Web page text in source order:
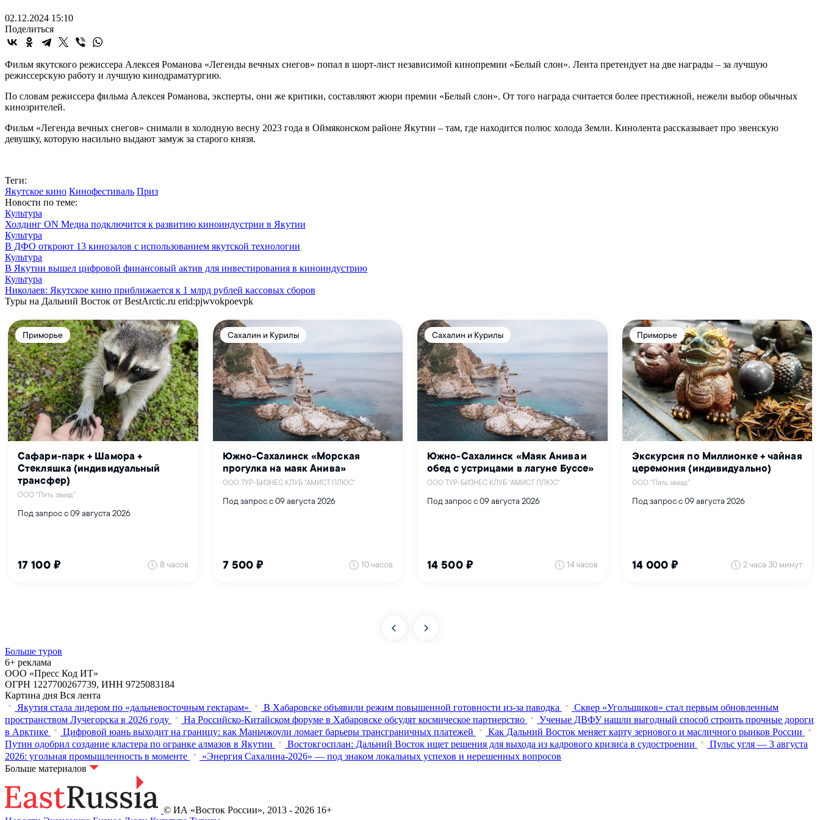
02.12.2024 15:10
Поделиться
Фильм якутского режиссера Алексея Романова «Легенды вечных снегов» попал в шорт-лист независимой кинопремии «Белый слон». Лента претендует на две награды – за лучшую
режиссерскую работу и лучшую кинодраматургию.
По словам режиссера фильма Алексея Романова, эксперты, они же критики, составляют жюри премии «Белый слон». От того награда считается более престижной, нежели выбор обычных
кинозрителей.
Фильм «Легенда вечных снегов» снимали в холодную весну 2023 года в Оймяконском районе Якутии – там, где находится полюс холода Земли. Кинолента рассказывает про эвенскую
девушку, которую насильно выдают замуж за старого князя.
Теги:
Якутское кино Кинофестиваль Приз
Новости по теме:
Культура
Холдинг ON Медиа подключится к развитию киноиндустрии в Якутии
Культура
В ДФО откроют 13 кинозалов с использованием якутской технологии
Культура
В Якутии вышел цифровой финансовый актив для инвестирования в киноиндустрию
Культура
Николаев: Якутское кино приближается к 1 млрд рублей кассовых сборов
Туры на Дальний Восток от BestArctic.ru erid:pjwvokpoevpk
Больше туров
6+ реклама
ООО «Пресс Код ИТ»
ОГРН 1227700267739, ИНН 9725083184
Картина дня Вся лента
Якутия стала лидером по «дальневосточным гектарам»
В Хабаровске объявили режим повышенной готовности из‑за паводка
Сквер «Угольщиков» стал первым обновленным
пространством Лучегорска в 2026 году
На Российско-Китайском форуме в Хабаровске обсудят космическое партнерство
Ученые ДВФУ нашли выгодный способ строить прочные дороги
в Арктике
Цифровой юань выходит на границу: как Маньчжоули ломает барьеры трансграничных платежей
Как Дальний Восток меняет карту зернового и масличного рынков России
Путин одобрил создание кластера по огранке алмазов в Якутии
Востокгосплан: Дальний Восток ищет решения для выхода из кадрового кризиса в судостроении
Пульс угля — 3 августа
2026: угольная промышленность в моменте
«Энергия Сахалина-2026» — под знаком локальных успехов и нерешенных вопросов
Больше материалов
© ИА «Восток России», 2013 - 2026 16+